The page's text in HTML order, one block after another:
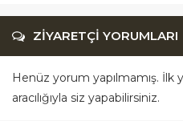
ZİYARETÇİ YORUMLARI
Henüz yorum yapılmamış. İlk
aracılığıyla siz yapabilirsiniz.